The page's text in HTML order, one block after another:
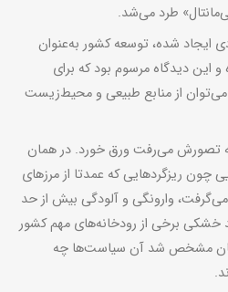
طرد می‌شد.
ایجاد شده، توسعه کشور به‌عنوان
این دیدگاه مرسوم بود که برای
از منابع طبیعی و محیط‌زیست
تصورش می‌رفت ورق خورد. در همان
پدیده‌هایی چون ریزگردهایی که عمدتا از مرزهای
می‌گرفت، وارونگی و آلودگی بیش از حد
خشکی برخی از رودخانه‌های مهم کشور
مشخص شد آن سیاست‌ها چه